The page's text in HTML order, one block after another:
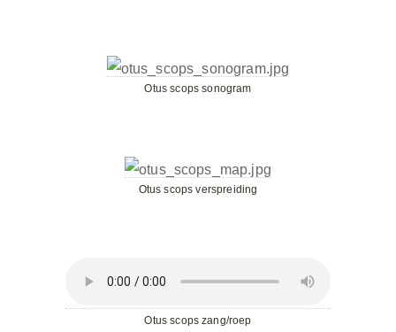
Otus scops sonogram
Otus scops verspreiding
Otus scops zang/roep